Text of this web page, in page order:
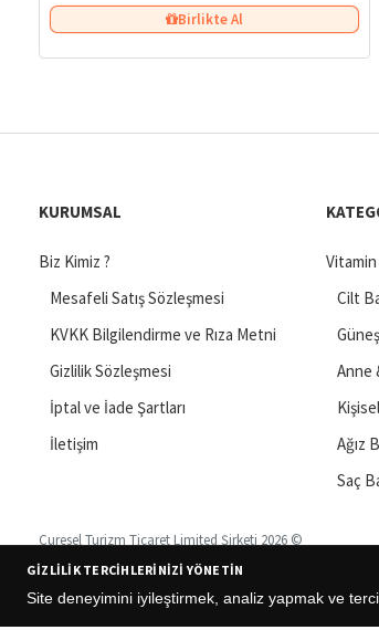
Birlikte Al
KURUMSAL
Biz Kimiz ?
Mesafeli Satış Sözleşmesi
KVKK Bilgilendirme ve Rıza Metni
Gizlilik Sözleşmesi
İptal ve İade Şartları
İletişim
Vitamin
Cilt
Anne
Ağız
Saç
Curesel Turizm Ticaret Limited Şirketi 2026 ©
GIZLILIK TERCIHLERINIZI YÖNETIN
Site deneyimini iyileştirmek, analiz yapmak ve